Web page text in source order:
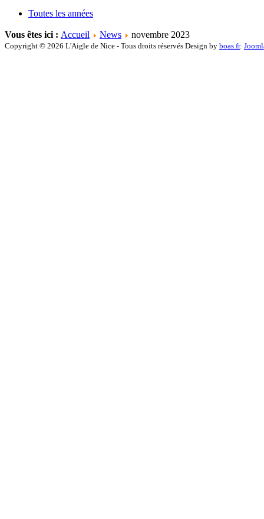
Toutes les années
Vous êtes ici : Accueil News novembre 2023
Copyright © 2026 L'Aigle de Nice - Tous droits réservés Design by boas.fr.